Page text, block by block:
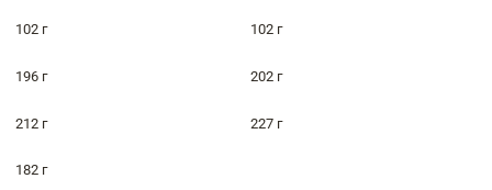
102 г 102 г
196 г 202 г
212 г 227 г
182 г